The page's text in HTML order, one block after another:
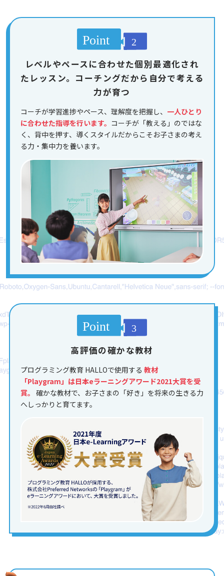
レベルやペースに合わせた個別最適化され
たレッスン。コーチングだから自分で考える
力が育つ
コーチが学習進捗やペース、理解度を把握し、 一人ひとり
に合わせた指導を行います。 コーチが「教える」のではな
く、背中を押す、導くスタイルだからこそお子さまの考え
る力・集中力を養います。
高評価の確かな教材
プログラミング教育 HALLOで使用する 教材
「Playgram」は日本eラーニングアワード2021大賞を受
賞。 確かな教材で、お子さまの「好き」を将来の生きる力
へしっかりと育てます。